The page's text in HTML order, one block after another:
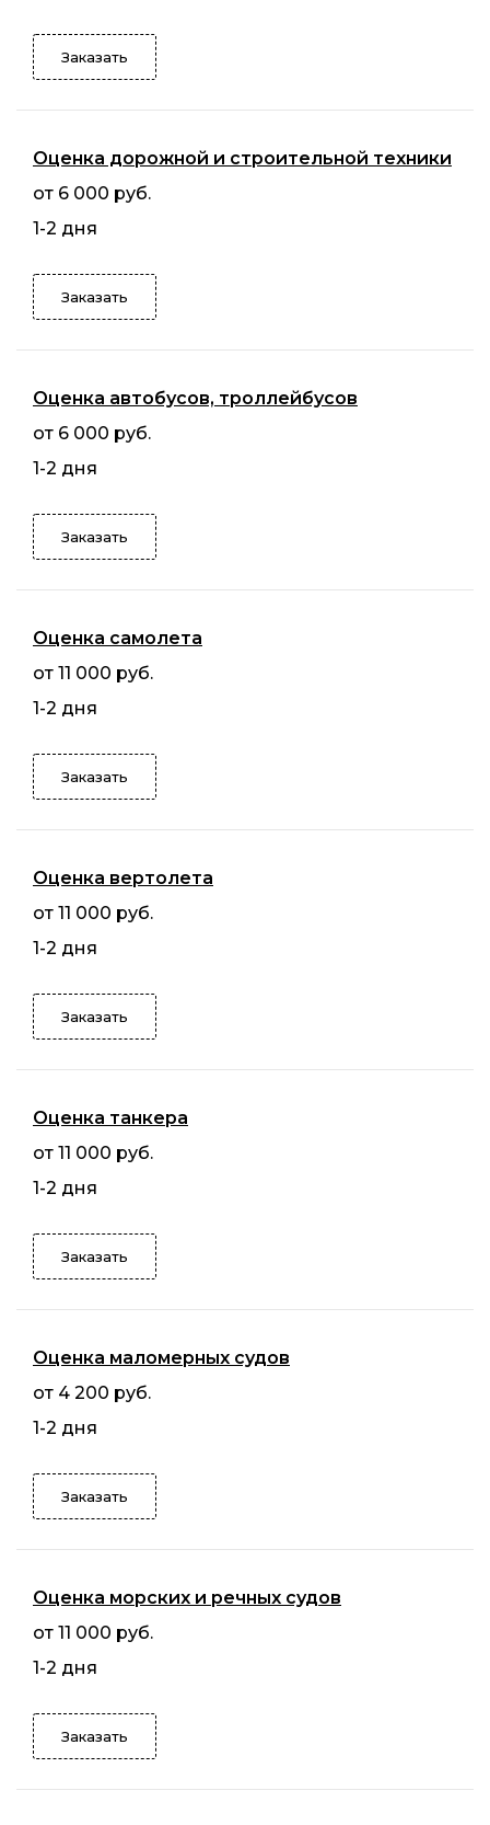
Заказать
Оценка дорожной и строительной техники
от 6 000 руб.
1-2 дня
Заказать
Оценка автобусов, троллейбусов
от 6 000 руб.
1-2 дня
Заказать
Оценка самолета
от 11 000 руб.
1-2 дня
Заказать
Оценка вертолета
от 11 000 руб.
1-2 дня
Заказать
Оценка танкера
от 11 000 руб.
1-2 дня
Заказать
Оценка маломерных судов
от 4 200 руб.
1-2 дня
Заказать
Оценка морских и речных судов
от 11 000 руб.
1-2 дня
Заказать